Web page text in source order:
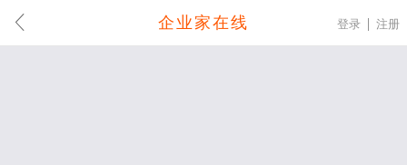
企业家在线 登录 注册